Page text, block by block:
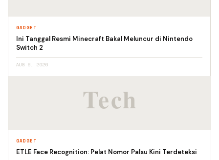
GADGET
Ini Tanggal Resmi Minecraft Bakal Meluncur di Nintendo
Switch 2
AUG 6, 2026
GADGET
ETLE Face Recognition: Pelat Nomor Palsu Kini Terdeteksi